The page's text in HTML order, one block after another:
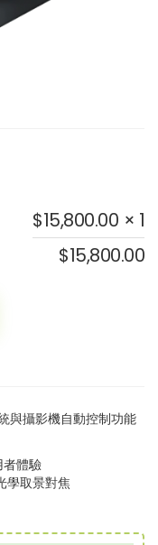
$15,800.00 × 1
$15,800.00
與攝影機自動控制功能
體驗
學取景對焦